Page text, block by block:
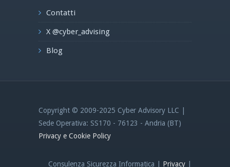
Contatti
X @cyber_advising
Blog
Copyright © 2009-2025 Cyber Advisory LLC |
Sede Operativa: SS170 - 76123 - Andria (BT)
Privacy e Cookie Policy
Consulenza Sicurezza Informatica | Privacy